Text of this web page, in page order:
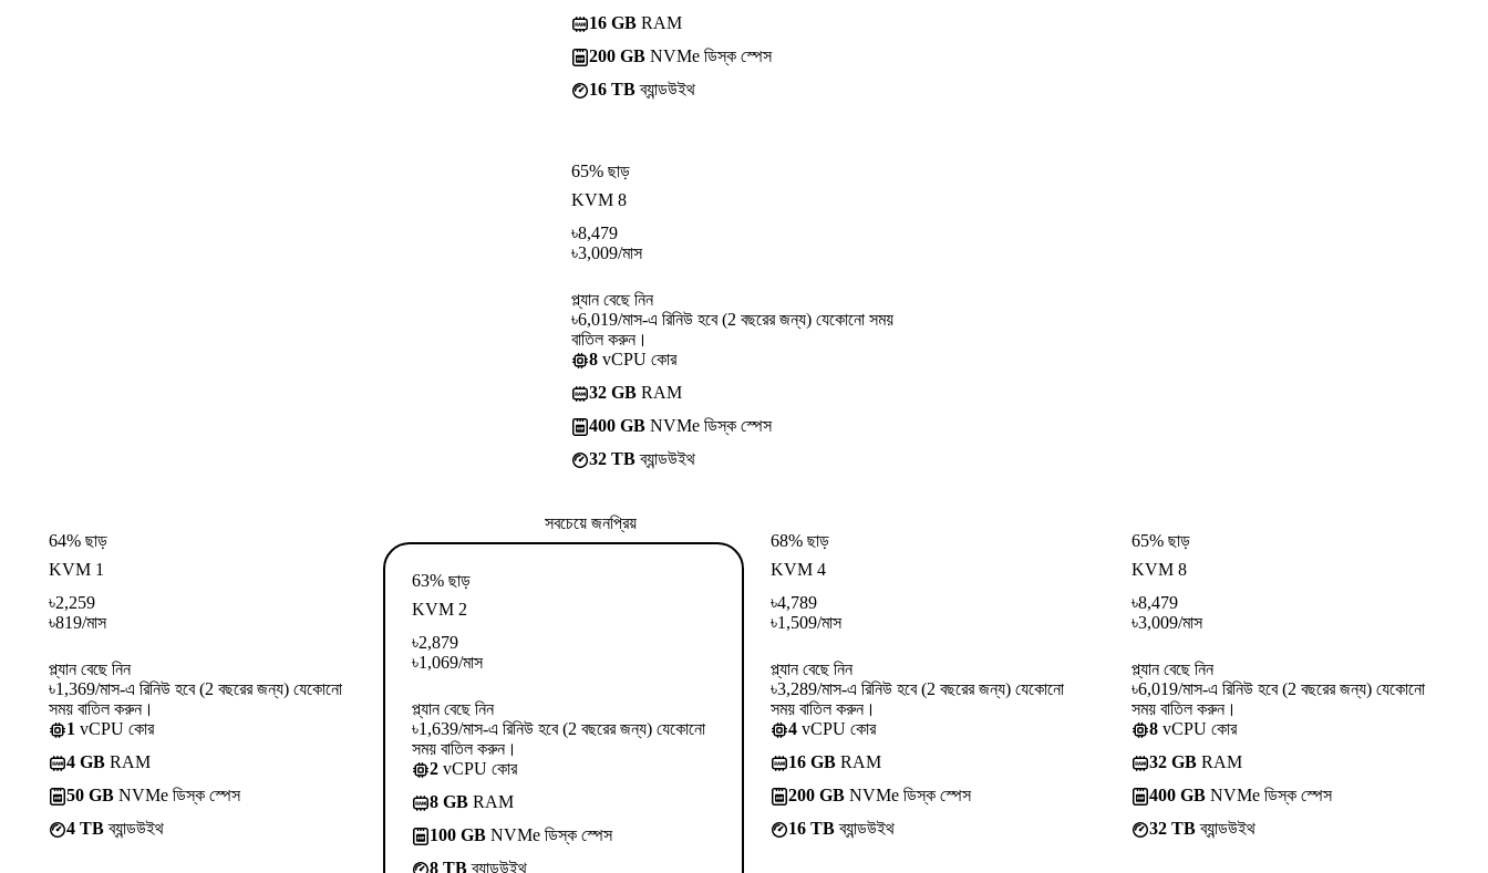
16 GB RAM
200 GB NVMe ডিস্ক স্পেস
16 TBব্যান্ডউইথ
65% ছাড়
KVM 8
৳8,479
৳3,009/মাস
প্ল্যান বেছে নিন
৳6,019/মাস-এ রিনিউ হবে (2 বছরের জন্য) যেকোনো সময়
বাতিল করুন।
8 vCPU কোর
32 GB RAM
400 GB NVMe ডিস্ক স্পেস
32 TBব্যান্ডউইথ
64% ছাড়
KVM 1
৳2,259
৳819/মাস
প্ল্যান বেছে নিন
৳1,369/মাস-এ রিনিউ হবে (2 বছরের জন্য) যেকোনো
সময় বাতিল করুন।
1 vCPU কোর
4 GB RAM
50 GB NVMe ডিস্ক স্পেস
4 TBব্যান্ডউইথ
সবচেয়ে জনপ্রিয়
63% ছাড়
KVM 2
৳2,879
৳1,069/মাস
প্ল্যান বেছে নিন
৳1,639/মাস-এ রিনিউ হবে (2 বছরের জন্য) যেকোনো
সময় বাতিল করুন।
2 vCPU কোর
8 GB RAM
100 GB NVMe ডিস্ক স্পেস
8 TBব্যান্ডউইথ
68% ছাড়
KVM 4
৳4,789
৳1,509/মাস
প্ল্যান বেছে নিন
৳3,289/মাস-এ রিনিউ হবে (2 বছরের জন্য) যেকোনো
সময় বাতিল করুন।
4 vCPU কোর
16 GB RAM
200 GB NVMe ডিস্ক স্পেস
16 TBব্যান্ডউইথ
65% ছাড়
KVM 8
৳8,479
৳3,009/মাস
প্ল্যান বেছে নিন
৳6,019/মাস-এ রিনিউ হবে (2 বছরের জন্য) যেকোনো
সময় বাতিল করুন।
8 vCPU কোর
32 GB RAM
400 GB NVMe ডিস্ক স্পেস
32 TBব্যান্ডউইথ